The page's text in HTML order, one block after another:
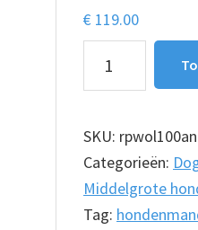
€ 119.00
Superior
Leder
Antraciet
100cm
aantal
SKU: rpwol100an
Categorieën:
Middelgrote
Tag: